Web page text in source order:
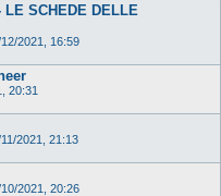
LE SCHEDE DELLE
2021, 16:59
20:31
2021, 21:13
2021, 20:26